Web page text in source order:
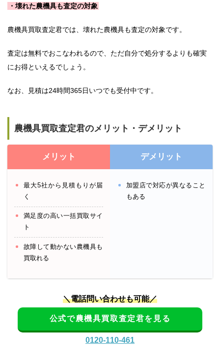
・壊れた農機具も査定の対象
農機具買取査定君では、壊れた農機具も査定の対象です。
査定は無料でおこなわれるので、ただ自分で処分するよりも確実
にお得といえるでしょう。
なお、見積は24時間365日いつでも受付中です。
農機具買取査定君のメリット・デメリット
メリット
最大5社から見積もりが届
く
満足度の高い一括買取サイ
ト
故障して動かない農機具も
買取れる
デメリット
加盟店で対応が異なること
もある
＼電話問い合わせも可能／
公式で農機具買取査定君を見る
0120-110-461